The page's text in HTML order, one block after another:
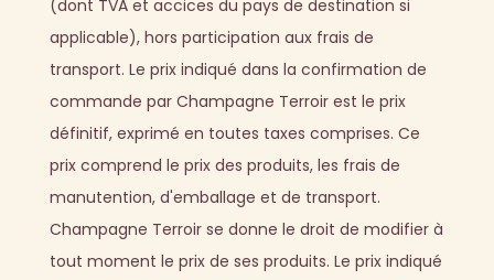
(dont TVA et accices du pays de destination si
applicable), hors participation aux frais de
transport. Le prix indiqué dans la confirmation de
commande par Champagne Terroir est le prix
définitif, exprimé en toutes taxes comprises. Ce
prix comprend le prix des produits, les frais de
manutention, d'emballage et de transport.
Champagne Terroir se donne le droit de modifier à
tout moment le prix de ses produits. Le prix indiqué